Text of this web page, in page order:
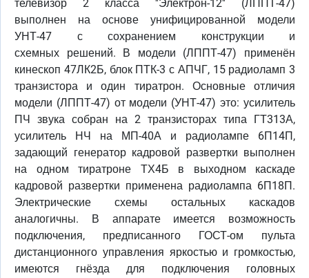
телевизор 2 класса ''Электрон-12'' (ЛППТ-47)
выполнен на основе унифицированной модели
УНТ-47 с сохранением конструкции и
схемных решений. В модели (ЛППТ-47) применён
кинескоп 47ЛК2Б, блок ПТК-3 с АПЧГ, 15 радиоламп 3
транзистора и один тиратрон. Основные отличия
модели (ЛППТ-47) от модели (УНТ-47) это: усилитель
ПЧ звука собран на 2 транзисторах типа ГТ313А,
усилитель НЧ на МП-40А и радиолампе 6П14П,
задающий генератор кадровой развертки выполнен
на одном тиратроне ТХ4Б в выходном каскаде
кадровой развертки применена радиолампа 6П18П.
Электрические схемы остальных каскадов
аналогичны. В аппарате имеется возможность
подключения, предписанного ГОСТ-ом пульта
дистанционного управления яркостью и громкостью,
имеются гнёзда для подключения головных